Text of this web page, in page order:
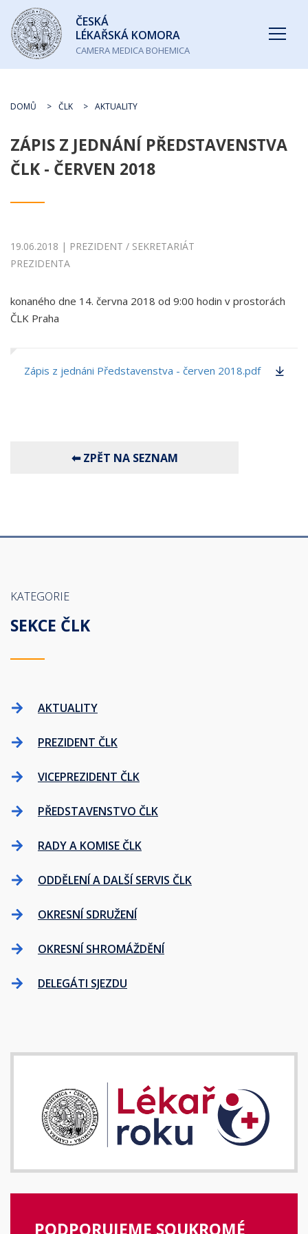
Česká
lékařská
komora
ČESKÁ
LÉKAŘSKÁ KOMORA
CAMERA MEDICA BOHEMICA
DOMŮ ČLK AKTUALITY
ZÁPIS Z JEDNÁNÍ PŘEDSTAVENSTVA
ČLK - ČERVEN 2018
19.06.2018 | PREZIDENT / SEKRETARIÁT
PREZIDENTA
konaného dne 14. června 2018 od 9:00 hodin v prostorách
ČLK Praha
Zápis z jednáni Představenstva - červen 2018.pdf
KATEGORIE
SEKCE ČLK
AKTUALITY
PREZIDENT ČLK
VICEPREZIDENT ČLK
PŘEDSTAVENSTVO ČLK
RADY A KOMISE ČLK
ODDĚLENÍ A DALŠÍ SERVIS ČLK
OKRESNÍ SDRUŽENÍ
OKRESNÍ SHROMÁŽDĚNÍ
DELEGÁTI SJEZDU
PODPORUJEME SOUKROMÉ